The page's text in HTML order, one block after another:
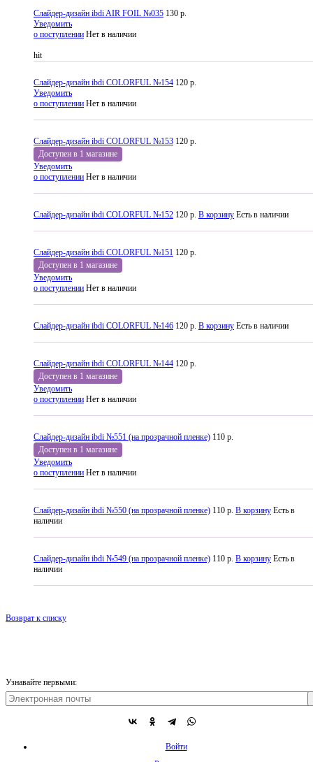
Слайдер-дизайн ibdi AIR FOIL №035 130 р.
Уведомить
о поступлении Нет в наличии
hit
Слайдер-дизайн ibdi COLORFUL №154 120 р.
Уведомить
о поступлении Нет в наличии
Слайдер-дизайн ibdi COLORFUL №153 120 р.
Доступен в 1 магазине
Уведомить
о поступлении Нет в наличии
Слайдер-дизайн ibdi COLORFUL №152 120 р. В корзину Есть в наличии
Слайдер-дизайн ibdi COLORFUL №151 120 р.
Доступен в 1 магазине
Уведомить
о поступлении Нет в наличии
Слайдер-дизайн ibdi COLORFUL №146 120 р. В корзину Есть в наличии
Слайдер-дизайн ibdi COLORFUL №144 120 р.
Доступен в 1 магазине
Уведомить
о поступлении Нет в наличии
Слайдер-дизайн ibdi №551 (на прозрачной пленке) 110 р.
Доступен в 1 магазине
Уведомить
о поступлении Нет в наличии
Слайдер-дизайн ibdi №550 (на прозрачной пленке) 110 р. В корзину Есть в
наличии
Слайдер-дизайн ibdi №549 (на прозрачной пленке) 110 р. В корзину Есть в
наличии
Возврат к списку
Узнавайте первыми:
Войти